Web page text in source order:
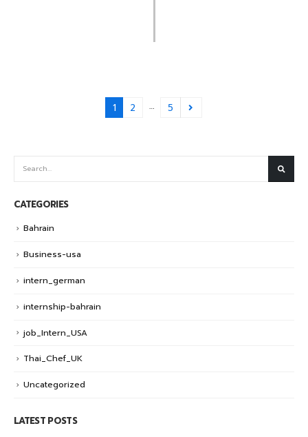
1 2 … 5
CATEGORIES
Bahrain
Business-usa
intern_german
internship-bahrain
job_Intern_USA
Thai_Chef_UK
Uncategorized
LATEST POSTS